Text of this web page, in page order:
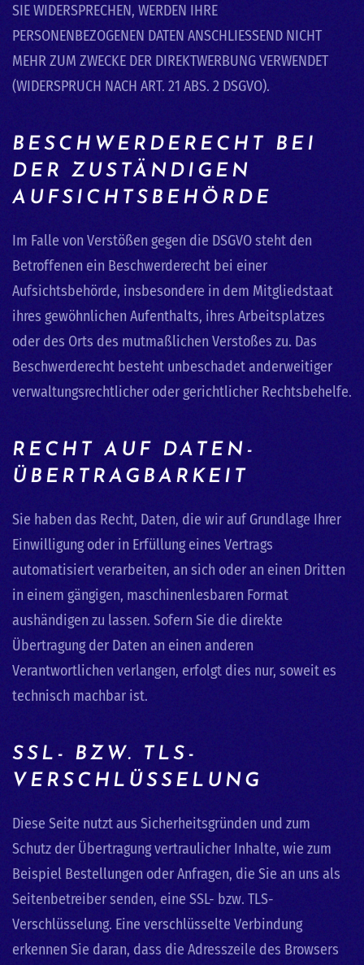
SIE WIDERSPRECHEN, WERDEN IHRE
PERSONENBEZOGENEN DATEN ANSCHLIESSEND NICHT
MEHR ZUM ZWECKE DER DIREKTWERBUNG VERWENDET
(WIDERSPRUCH NACH ART. 21 ABS. 2 DSGVO).
BESCHWERDE­RECHT BEI
DER ZUSTÄNDIGEN
AUFSICHTS­BEHÖRDE
Im Falle von Verstößen gegen die DSGVO steht den
Betroffenen ein Beschwerderecht bei einer
Aufsichtsbehörde, insbesondere in dem Mitgliedstaat
ihres gewöhnlichen Aufenthalts, ihres Arbeitsplatzes
oder des Orts des mutmaßlichen Verstoßes zu. Das
Beschwerderecht besteht unbeschadet anderweitiger
verwaltungsrechtlicher oder gerichtlicher Rechtsbehelfe.
RECHT AUF DATEN­
ÜBERTRAG­BARKEIT
Sie haben das Recht, Daten, die wir auf Grundlage Ihrer
Einwilligung oder in Erfüllung eines Vertrags
automatisiert verarbeiten, an sich oder an einen Dritten
in einem gängigen, maschinenlesbaren Format
aushändigen zu lassen. Sofern Sie die direkte
Übertragung der Daten an einen anderen
Verantwortlichen verlangen, erfolgt dies nur, soweit es
technisch machbar ist.
SSL- BZW. TLS-
VERSCHLÜSSELUNG
Diese Seite nutzt aus Sicherheitsgründen und zum
Schutz der Übertragung vertraulicher Inhalte, wie zum
Beispiel Bestellungen oder Anfragen, die Sie an uns als
Seitenbetreiber senden, eine SSL- bzw. TLS-
Verschlüsselung. Eine verschlüsselte Verbindung
erkennen Sie daran, dass die Adresszeile des Browsers